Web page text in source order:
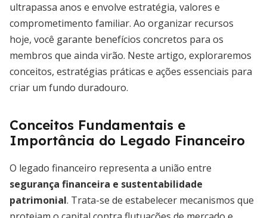
ultrapassa anos e envolve estratégia, valores e
comprometimento familiar. Ao organizar recursos
hoje, você garante benefícios concretos para os
membros que ainda virão. Neste artigo, exploraremos
conceitos, estratégias práticas e ações essenciais para
criar um fundo duradouro.
Conceitos Fundamentais e
Importância do Legado Financeiro
O legado financeiro representa a união entre
segurança financeira e sustentabilidade
patrimonial. Trata-se de estabelecer mecanismos que